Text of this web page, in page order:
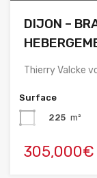
DIJON –
Thierry Valcke
Surface
225 m²
305,000€